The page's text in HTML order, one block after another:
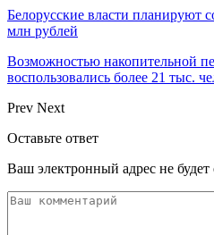
Белорусские власти планируют
млн рублей
Возможностью накопительной
воспользовались более 21 тыс.
Prev Next
Оставьте ответ
Ваш электронный адрес не будет